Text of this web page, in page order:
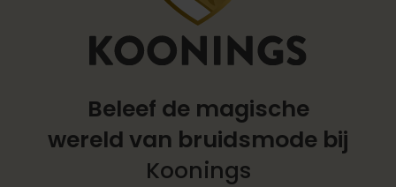
Beleef de magische
wereld van bruidsmode bij
Koonings